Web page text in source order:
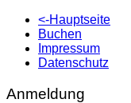
<-Hauptseite
Buchen
Impressum
Datenschutz
Anmeldung